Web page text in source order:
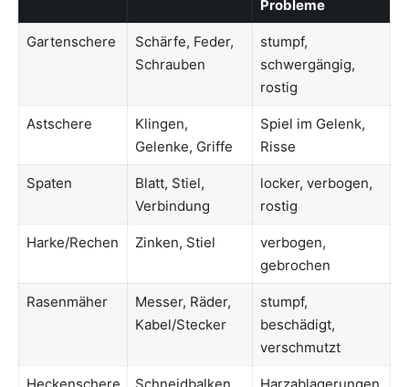
Probleme
Gartenschere
Schärfe, Feder,
Schrauben
stumpf,
schwergängig,
rostig
Astschere
Klingen,
Gelenke, Griffe
Spiel im Gelenk,
Risse
Spaten
Blatt, Stiel,
Verbindung
locker, verbogen,
rostig
Harke/Rechen Zinken, Stiel
verbogen,
gebrochen
Rasenmäher
Messer, Räder,
Kabel/Stecker
stumpf,
beschädigt,
verschmutzt